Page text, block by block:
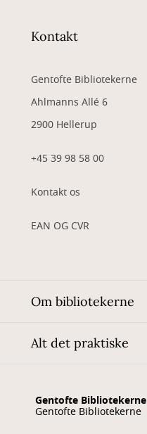
Kontakt
Gentofte Bibliotekerne
Ahlmanns Allé 6
2900 Hellerup
+45 39 98 58 00
Kontakt os
EAN OG CVR
Om bibliotekerne
Alt det praktiske
Gentofte Bibliotekerne
Gentofte Bibliotekerne